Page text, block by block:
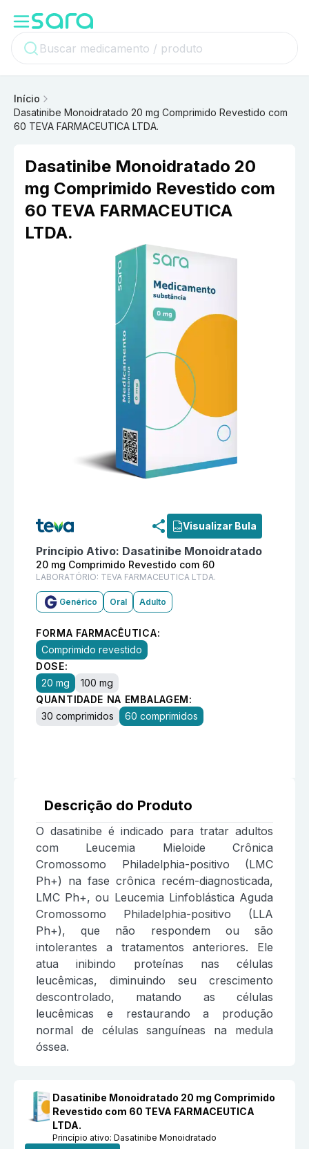
Início
Dasatinibe Monoidratado 20 mg Comprimido Revestido com
60 TEVA FARMACEUTICA LTDA.
Dasatinibe Monoidratado 20
mg Comprimido Revestido com
60 TEVA FARMACEUTICA
LTDA.
Visualizar Bula
Princípio Ativo: Dasatinibe Monoidratado
20 mg Comprimido Revestido com 60
LABORATÓRIO: TEVA FARMACEUTICA LTDA.
Genérico Oral Adulto
FORMA FARMACÊUTICA:
Comprimido revestido
DOSE:
20 mg
100 mg
QUANTIDADE NA EMBALAGEM:
30 comprimidos
60 comprimidos
Descrição do Produto
O dasatinibe é indicado para tratar adultos
com Leucemia Mieloide Crônica
Cromossomo Philadelphia-positivo (LMC
Ph+) na fase crônica recém-diagnosticada,
LMC Ph+, ou Leucemia Linfoblástica Aguda
Cromossomo Philadelphia-positivo (LLA
Ph+), que não respondem ou são
intolerantes a tratamentos anteriores. Ele
atua inibindo proteínas nas células
leucêmicas, diminuindo seu crescimento
descontrolado, matando as células
leucêmicas e restaurando a produção
normal de células sanguíneas na medula
óssea.
Dasatinibe Monoidratado 20 mg Comprimido
Revestido com 60 TEVA FARMACEUTICA
LTDA.
Princípio ativo:Dasatinibe Monoidratado